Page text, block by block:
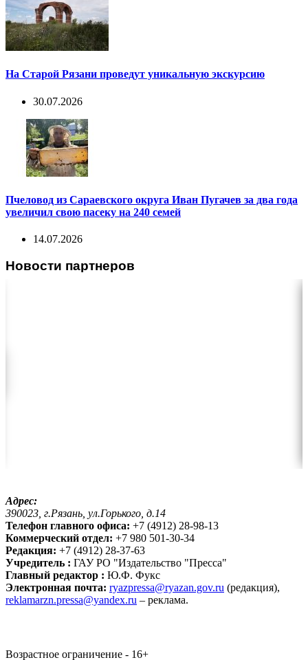
На Старой Рязани проведут уникальную экскурсию
30.07.2026
Пчеловод из Сараевского округа Иван Пугачев за два года
увеличил свою пасеку на 240 семей
14.07.2026
Новости партнеров
Адрес:
390023, г.Рязань, ул.Горького, д.14
Телефон главного офиса: +7 (4912) 28-98-13
Коммерческий отдел: +7 980 501-30-34
Редакция: +7 (4912) 28-37-63
Учредитель : ГАУ РО "Издательство "Пресса"
Главный редактор : Ю.Ф. Фукс
Электронная почта: ryazpressa@ryazan.gov.ru (редакция),
reklamarzn.pressa@yandex.ru – реклама.
Возрастное ограничение - 16+